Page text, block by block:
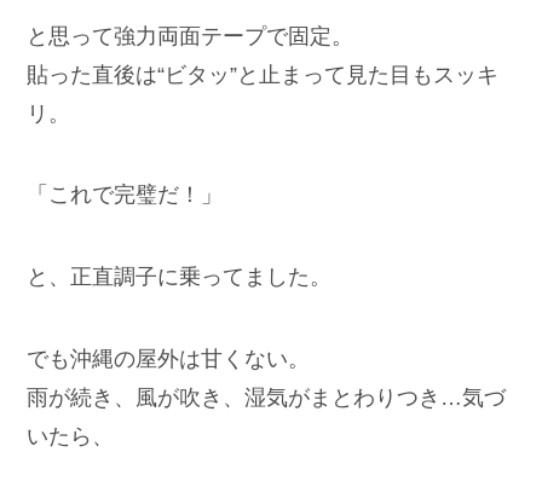
と思って強力両面テープで固定。
貼った直後は“ビタッ”と止まって見た目もスッキ
リ。
「これで完璧だ！」
と、正直調子に乗ってました。
でも沖縄の屋外は甘くない。
雨が続き、風が吹き、湿気がまとわりつき…気づ
いたら、